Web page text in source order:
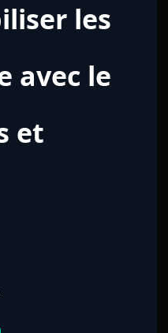
les
avec le
et